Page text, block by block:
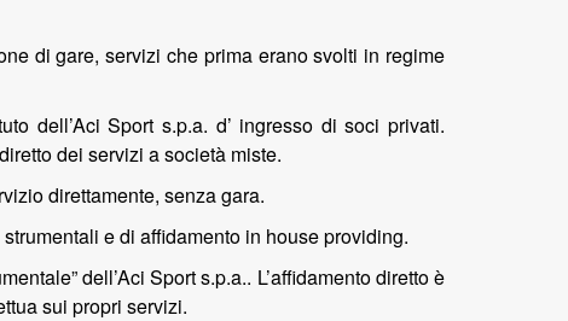
di gare, servizi che prima erano svolti in regime
dell’Aci Sport s.p.a. d’ ingresso di soci privati.
dei servizi a società miste.
direttamente, senza gara.
e di affidamento in house providing.
dell’Aci Sport s.p.a.. L’affidamento diretto è
sui propri servizi.